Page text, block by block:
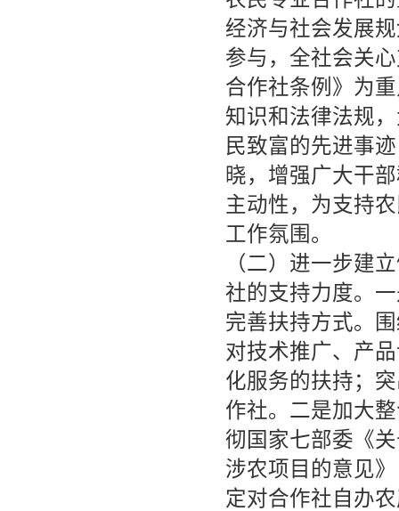
经济与社会发展
参与，全社会关
合作社条例》为
知识和法律法规
民致富的先进事
晓，增强广大干
主动性，为支持
工作氛围。
（二）进一步建
社的支持力度。
完善扶持方式。
对技术推广、产
化服务的扶持；
作社。二是加大
彻国家七部委《
涉农项目的意见
定对合作社自办